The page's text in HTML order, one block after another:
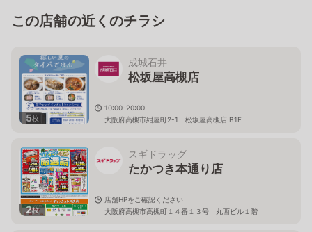
この店舗の近くのチラシ
5枚
成城石井
松坂屋高槻店
10:00-20:00
大阪府高槻市紺屋町2-1 松坂屋高槻店 B1F
2枚
スギドラッグ
たかつき本通り店
店舗HPをご確認ください
大阪府高槻市高槻町１４番１３号 丸西ビル１階